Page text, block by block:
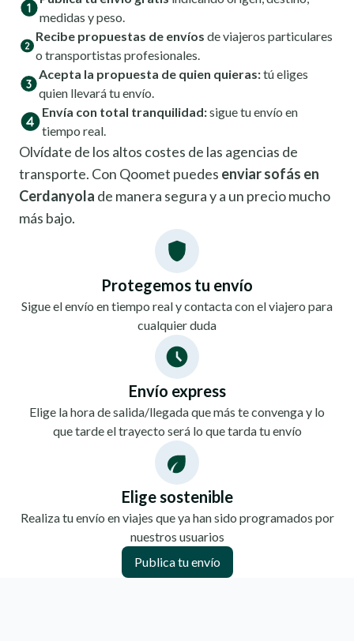
medidas y peso.
Recibe propuestas de envíos de viajeros particulares
o transportistas profesionales.
Acepta la propuesta de quien quieras:tú eliges
quien llevará tu envío.
Envía con total tranquilidad:sigue tu envío en
tiempo real.
Olvídate de los altos costes de las agencias de
transporte. Con Qoomet puedes enviar sofás en
Cerdanyola de manera segura y a un precio mucho
más bajo.
Protegemos tu envío
Sigue el envío en tiempo real y contacta con el viajero para
cualquier duda
Envío express
Elige la hora de salida/llegada que más te convenga y lo
que tarde el trayecto será lo que tarda tu envío
Elige sostenible
Realiza tu envío en viajes que ya han sido programados por
nuestros usuarios
Publica tu envío